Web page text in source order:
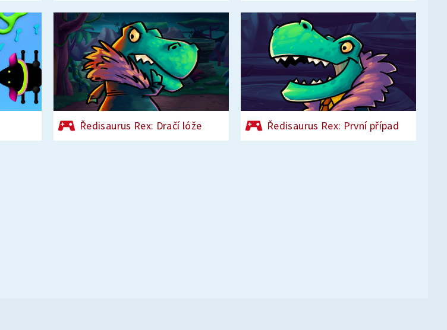
Ředisaurus Rex: Dračí lóže Ředisaurus Rex: První případ